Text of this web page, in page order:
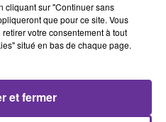
DU 12/09/22
21 min 4 sec
cliquant sur "Continuer sans
que pour ce site. Vous
votre consentement à tout
situé en bas de chaque page.
et fermer